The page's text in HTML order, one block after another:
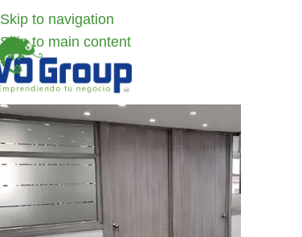
Skip to navigation
Skip to main content